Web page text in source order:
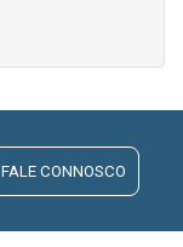
FALE CONNOSCO